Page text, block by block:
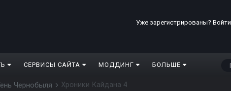
Уже зарегистрированы? Войти
СЕРВИСЫ САЙТА МОДДИНГ БОЛЬШЕ
Чернобыля Хроники Кайдана 4